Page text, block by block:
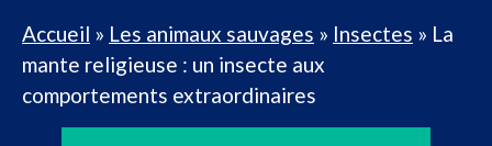
Accueil » Les animaux sauvages » Insectes » La
mante religieuse : un insecte aux
comportements extraordinaires